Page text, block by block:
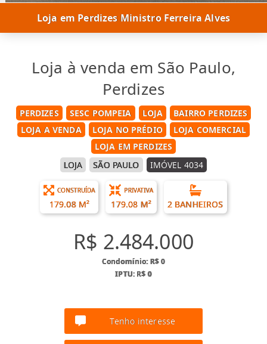
Loja em Perdizes Ministro Ferreira Alves
Loja à venda em São Paulo,
Perdizes
PERDIZES SESC POMPEIA LOJA
BAIRRO PERDIZES
LOJA A VENDA
LOJA NO PRÉDIO
LOJA COMERCIAL
LOJA EM PERDIZES
LOJA
SÃO PAULO IMÓVEL 4034
CONSTRUÍDA
179.08 M²
PRIVATIVA
179.08 M² 2 BANHEIROS
R$ 2.484.000
Condomínio: R$ 0
IPTU: R$ 0
Tenho interesse